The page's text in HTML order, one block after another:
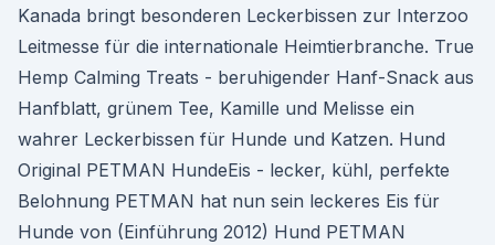
Kanada bringt besonderen Leckerbissen zur Interzoo
Leitmesse für die internationale Heimtierbranche. True
Hemp Calming Treats - beruhigender Hanf-Snack aus
Hanfblatt, grünem Tee, Kamille und Melisse ein
wahrer Leckerbissen für Hunde und Katzen. Hund
Original PETMAN HundeEis - lecker, kühl, perfekte
Belohnung PETMAN hat nun sein leckeres Eis für
Hunde von (Einführung 2012) Hund PETMAN